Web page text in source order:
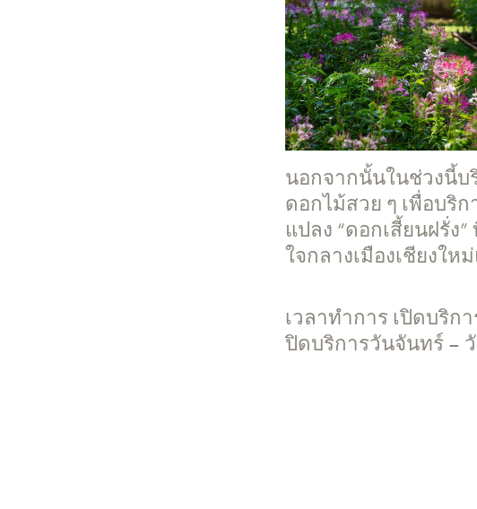
นอกจากนั้นในช่วงนี้
ดอกไม้สวย ๆ เพื่อบริ
แปลง “ดอกเสี้ยนฝรั่ง
ใจกลางเมืองเชียงให
เวลาทำการ เปิดบริก
ปิดบริการวันจันทร์ –